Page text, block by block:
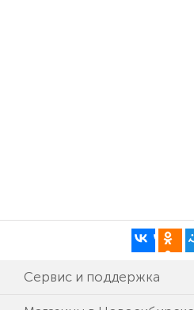
Сервис и поддержка